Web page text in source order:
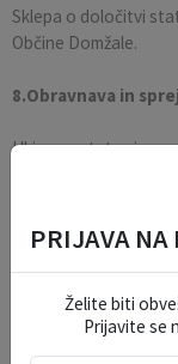
Sklepa o določitvi
Občine Domžale.
8.Obravnava in
Ukine se status
parc.št.katastrska
4514/7Domžale1959
4514/8Domžale1959
4514/
1048/3Krtina1945
692 Krtina1945
PRIJAVA NA
Želite biti
Prijavite se